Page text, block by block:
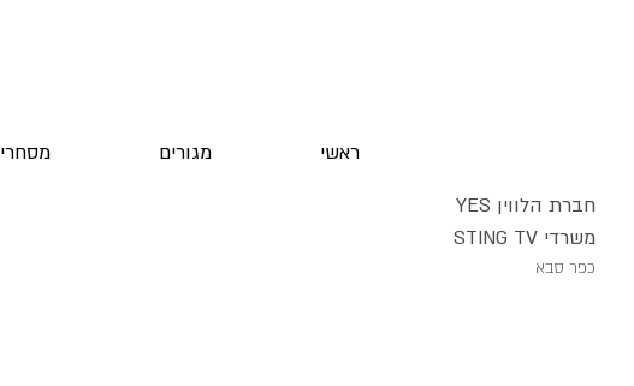
חברת הלווין YES
משרדי STING TV
כפר סבא
ראשי מגורים מסחרי